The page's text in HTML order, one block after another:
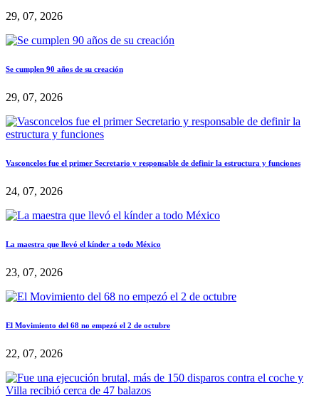
29, 07, 2026
Se cumplen 90 años de su creación
29, 07, 2026
Vasconcelos fue el primer Secretario y responsable de definir la estructura y funciones
24, 07, 2026
La maestra que llevó el kínder a todo México
23, 07, 2026
El Movimiento del 68 no empezó el 2 de octubre
22, 07, 2026